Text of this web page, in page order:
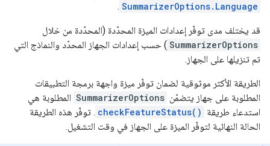
SummarizerOptions.Language
.
قد يختلف مدى توفّر إعدادات الميزة المحدّدة (المحدّدة من خلال
SummarizerOptions ) حسب إعدادات الجهاز المحدّد والنماذج التي
تم تنزيلها على الجهاز.
الطريقة الأكثر موثوقية لضمان توفّر ميزة واجهة برمجة التطبيقات
المطلوبة على جهاز يتضمّن SummarizerOptions المطلوبة هي
استدعاء طريقة checkFeatureStatus() . توفّر هذه الطريقة
الحالة النهائية لتوفّر الميزة على الجهاز في وقت التشغيل.